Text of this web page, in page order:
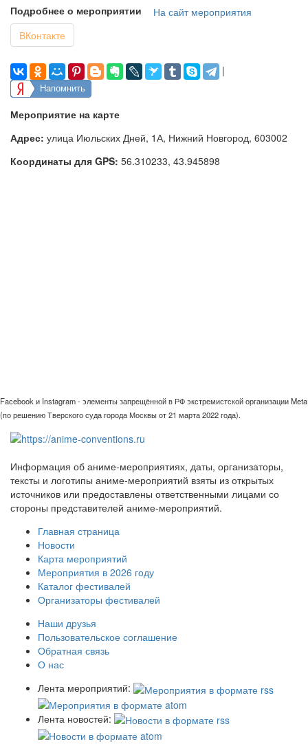
Подробнее о мероприятии
На сайт мероприятия
ВКонтакте
|
Напомнить
Мероприятие на карте
Адрес: улица Июльских Дней, 1А, Нижний Новгород, 603002
Координаты для GPS: 56.310233, 43.945898
Facebook и Instagram - элементы запрещённой в РФ экстремистской организации Meta
(по решению Тверского суда города Москвы от 21 марта 2022 года).
Информация об аниме-мероприятиях, даты, организаторы,
тексты и логотипы аниме-мероприятий взяты из открытых
источников или предоставлены ответственными лицами со
стороны представителей аниме-мероприятий.
Главная страница
Новости
Карта мероприятий
Мероприятия в 2026 году
Каталог фестивалей
Организаторы фестивалей
Наши друзья
Пользовательское соглашение
Обратная связь
О нас
Лента мероприятий:
Лента новостей: